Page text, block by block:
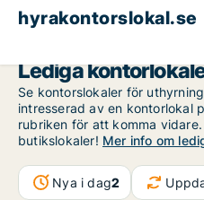
hyrakontorslokal.se
Lediga
Se kontorslokaler för
intresserad av en kontorlokal
rubriken för att komma
butikslokaler! Mer info om
Nya i dag2